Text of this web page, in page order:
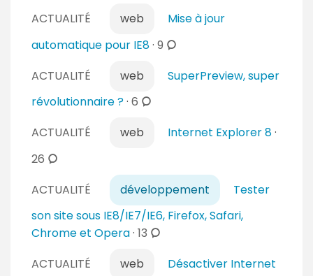
i
m
n
i
s
ACTUALITÉ web
Mise à jour
automatique pour IE8· 9 c
m
n
i
r
e
ACTUALITÉ web
SuperPreview, super
révolutionnaire ?· 6 c
m
e
n
t
a
i
r
ACTUALITÉ web Internet Explorer 8·
26 c
m
m
e
t
ACTUALITÉ développement
Tester
son site sous IE8/IE7/IE6, Firefox, Safari,
Chrome et Opera· 13 c
ACTUALITÉ web
Désactiver Internet